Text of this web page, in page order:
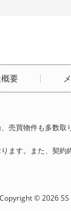
要
売買物件も多数取
ます。また、契約
Copyright © 2026